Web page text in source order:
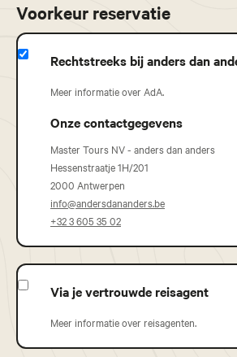
Voorkeur reservatie
Rechtstreeks bij anders dan
Meer informatie over AdA.
Onze contactgegevens
Master Tours NV - anders dan anders
Hessenstraatje 1H/201
2000 Antwerpen
info@andersdananders.be
+32 3 605 35 02
Via je vertrouwde reisagent
Meer informatie over reisagenten.